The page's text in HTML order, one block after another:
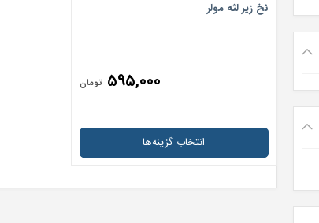
نخ زیر لثه مولر
۵۹۵,۰۰۰ تومان
انتخاب گزینه‌ها